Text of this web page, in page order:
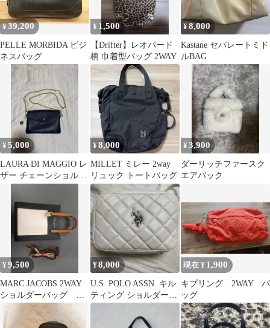
¥39,200
PELLE MORBIDA ビジ
ネスバッグ
¥ 1,500
【Drifter】レオパード
柄 巾着型バッグ 2WAY
¥8,000
Kastane セパレートミド
ルBAG
¥5,000
LAURA DI MAGGIO レ
ザー チェーンショルダ
¥8,000
MILLET ミレー 2way
リュック トートバッグ
¥3,900
ダーリッチファースク
エアバック
¥9,500
MARC JACOBS 2WAY
ショルダーバッグ ハ
ンドバッグ
¥8,000
U.S. POLO ASSN. キル
ティング ショルダーバ
ッグ ホワイト
現在 ¥ 1,900
キプリング 2WAY バ
ッグ